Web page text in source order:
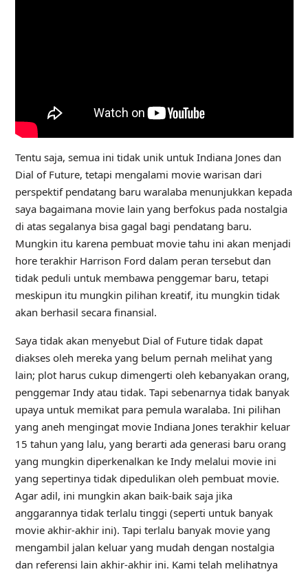
Tentu saja, semua ini tidak unik untuk Indiana Jones dan
Dial of Future, tetapi mengalami movie warisan dari
perspektif pendatang baru waralaba menunjukkan kepada
saya bagaimana movie lain yang berfokus pada nostalgia
di atas segalanya bisa gagal bagi pendatang baru.
Mungkin itu karena pembuat movie tahu ini akan menjadi
hore terakhir Harrison Ford dalam peran tersebut dan
tidak peduli untuk membawa penggemar baru, tetapi
meskipun itu mungkin pilihan kreatif, itu mungkin tidak
akan berhasil secara finansial.
Saya tidak akan menyebut Dial of Future tidak dapat
diakses oleh mereka yang belum pernah melihat yang
lain; plot harus cukup dimengerti oleh kebanyakan orang,
penggemar Indy atau tidak. Tapi sebenarnya tidak banyak
upaya untuk memikat para pemula waralaba. Ini pilihan
yang aneh mengingat movie Indiana Jones terakhir keluar
15 tahun yang lalu, yang berarti ada generasi baru orang
yang mungkin diperkenalkan ke Indy melalui movie ini
yang sepertinya tidak dipedulikan oleh pembuat movie.
Agar adil, ini mungkin akan baik-baik saja jika
anggarannya tidak terlalu tinggi (seperti untuk banyak
movie akhir-akhir ini). Tapi terlalu banyak movie yang
mengambil jalan keluar yang mudah dengan nostalgia
dan referensi lain akhir-akhir ini. Kami telah melihatnya